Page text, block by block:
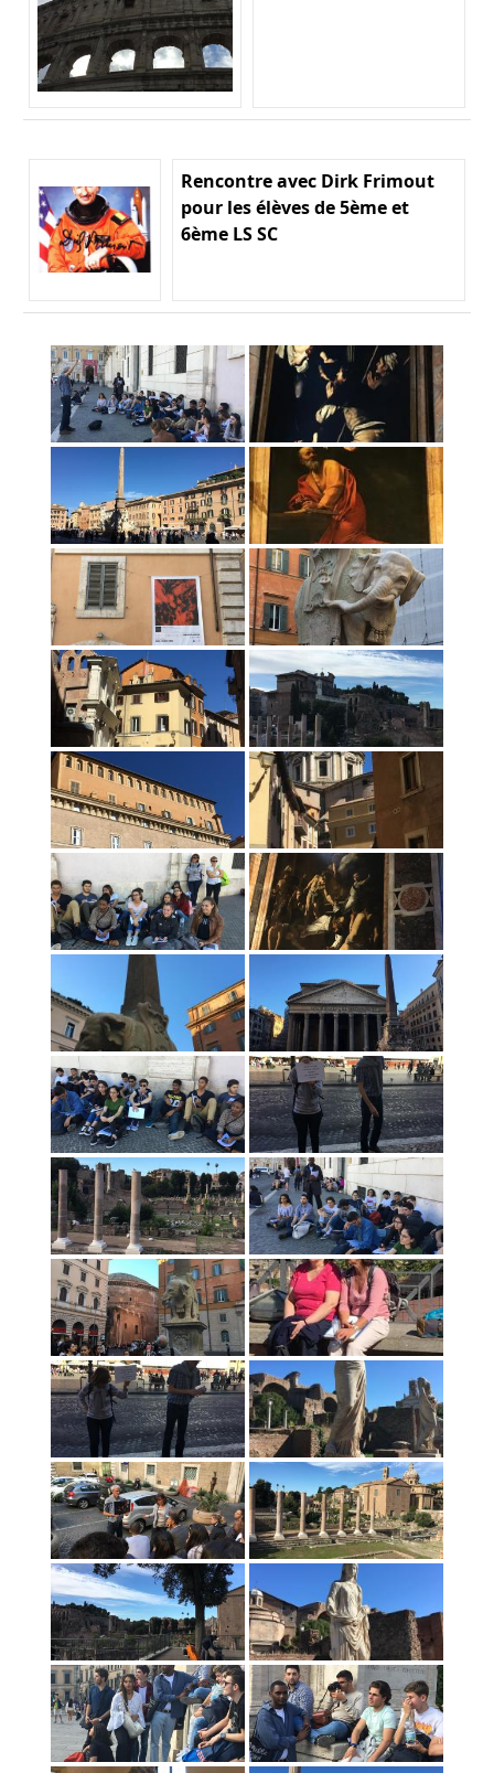
Rencontre avec Dirk Frimout
pour les élèves de 5ème et
6ème LS SC